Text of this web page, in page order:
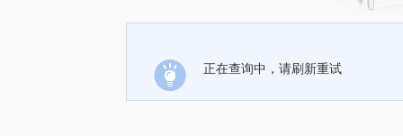
正在查询中，请刷新重试